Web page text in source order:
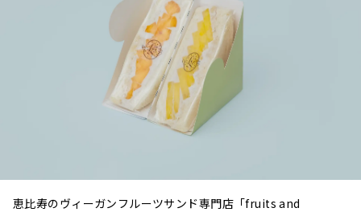
恵比寿のヴィーガンフルーツサンド専門店「fruits and